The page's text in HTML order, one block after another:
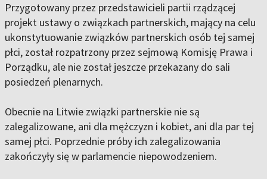
Przygotowany przez przedstawicieli partii rządzącej
projekt ustawy o związkach partnerskich, mający na celu
ukonstytuowanie związków partnerskich osób tej samej
płci, został rozpatrzony przez sejmową Komisję Prawa i
Porządku, ale nie został jeszcze przekazany do sali
posiedzeń plenarnych.
Obecnie na Litwie związki partnerskie nie są
zalegalizowane, ani dla mężczyzn i kobiet, ani dla par tej
samej płci. Poprzednie próby ich zalegalizowania
zakończyły się w parlamencie niepowodzeniem.